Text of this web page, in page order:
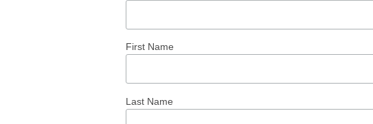
First Name
Last Name